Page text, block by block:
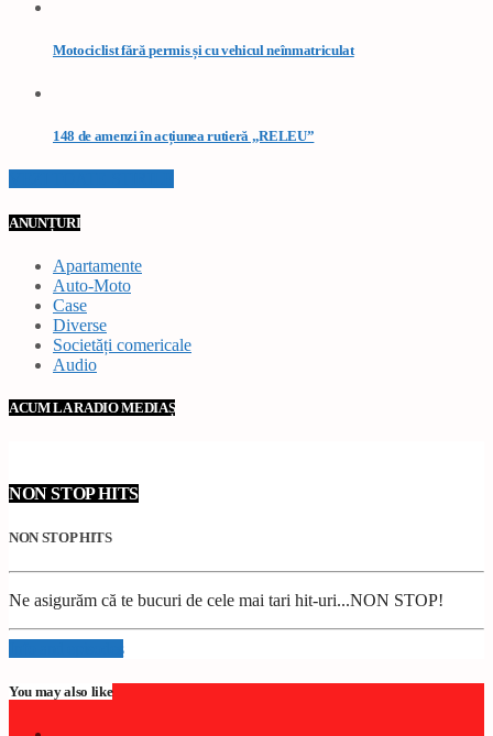
Motociclist fără permis și cu vehicul neînmatriculat
148 de amenzi în acțiunea rutieră „RELEU”
ANUNȚURI
Apartamente
Auto-Moto
Case
Diverse
Societăți comericale
Audio
ACUM LA RADIO MEDIAȘ
NON STOP HITS
NON STOP HITS
Ne asigurăm că te bucuri de cele mai tari hit-uri...NON STOP!
Info and episodes
You may also like